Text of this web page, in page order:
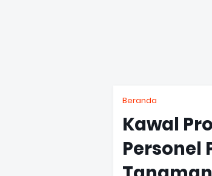
Beranda
Kawal
Personel